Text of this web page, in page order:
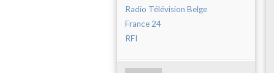
Radio Télévision Belge
France 24
RFI